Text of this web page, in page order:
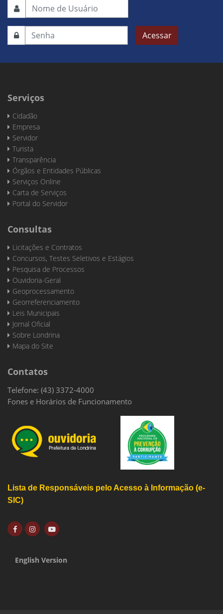
Acessar
Serviços
Cidadão
Empresa
Servidor
Turista
Transparência
Órgãos e Entidades Públicas
Serviços Online
Carta de Serviços
Portal do Servidor
Consultas
Licitações e Contratos
Concursos, Testes Seletivos e Estágios
Pesquisa de Processos
Ouvidoria-Geral
Geoprocessamento
Georreferenciamento
Leis Municipais
Jornal Oficial
Sobre Londrina
Mapa do Site
Contatos
Telefone: (43) 3372-4000
Fones e Horários de Funcionamento
Lista de Responsáveis pelo Acesso à Informação (e-
SIC)
English Version